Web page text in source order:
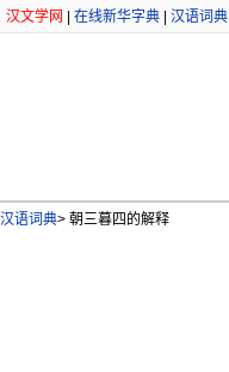
汉文学网 在线新华字典 汉语词典
汉语词典> 朝三暮四的解释